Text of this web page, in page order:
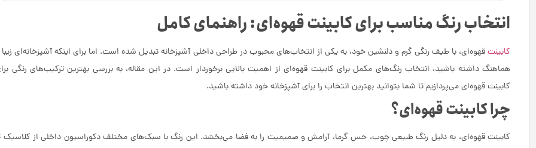
انتخاب رنگ مناسب برای کابینت قهوه‌ای: راهنمای کامل
کابینتقهوه‌ای، با طیف رنگی گرم و دلنشین خود، به یکی از انتخاب‌های محبوب در طراحی داخلی آشپزخانه تبدیل شده است. اما برای اینکه آشپزخانه‌ای
هماهنگ داشته باشید، انتخاب رنگ‌های مکمل برای کابینت قهوه‌ای از اهمیت بالایی برخوردار است. در این مقاله، به بررسی بهترین ترکیب‌های رنگی
کابینت قهوه‌ای می‌پردازیم تا شما بتوانید بهترین انتخاب را برای آشپزخانه خود داشته باشید.
چرا کابینت قهوه‌ای؟
کابینت قهوه‌ای، به دلیل رنگ طبیعی چوب، حس گرما، آرامش و صمیمیت را به فضا می‌بخشد. این رنگ با سبک‌های مختلف دکوراسیون داخلی از کلاسیک